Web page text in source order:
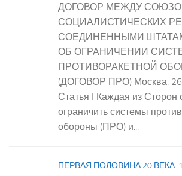
ДОГОВОР МЕЖДУ
СОЦИАЛИСТИЧЕСКИХ
СОЕДИНЕННЫМИ
ОБ ОГРАНИЧЕНИИ
ПРОТИВОРАКЕТНОЙ
(ДОГОВОР ПРО) Москва. 26
Статья I Каждая из Сторон
ограничить системы
обороны (ПРО) и...
ПЕРВАЯ ПОЛОВИНА 20 ВЕКА